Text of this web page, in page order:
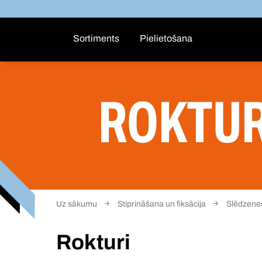
Sortiments Pielietošana
Uz sākumu Stiprināšana un fiksācija
Rokturi